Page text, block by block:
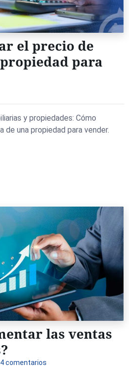
el precio de
para
y propiedades: Cómo
una propiedad para vender.
las ventas
4 comentarios